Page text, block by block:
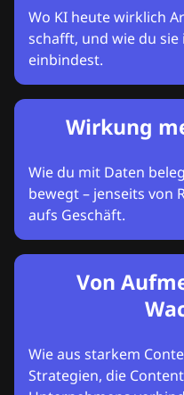
Wo KI heute wirklich
schafft, und wie du
einbindest.
Wirkung
Wie du mit Daten
bewegt – jenseits von
aufs Geschäft.
Von
Wie aus starkem
Strategien, die